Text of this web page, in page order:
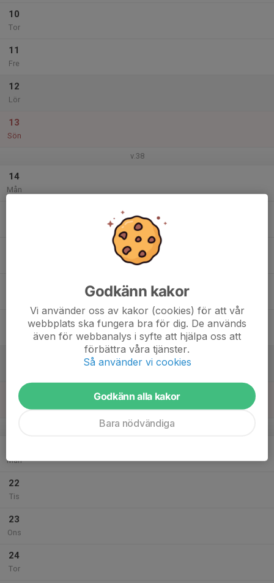
10
Tor
11
Fre
12
Lör
13
Sön
v.38
14
Mån
20
Sön
v.39
Mån
22
Tis
23
Ons
24
Tor
Godkänn kakor
Vi använder oss av kakor (cookies) för att vår
webbplats ska fungera bra för dig. De används
även för webbanalys i syfte att hjälpa oss att
förbättra våra tjänster.
Så använder vi cookies
Godkänn alla kakor
Bara nödvändiga